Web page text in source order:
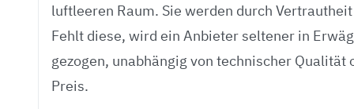
luftleeren Raum. Sie werden durch
Fehlt diese, wird ein Anbieter seltener in
gezogen, unabhängig von technischer Qualität
Preis.